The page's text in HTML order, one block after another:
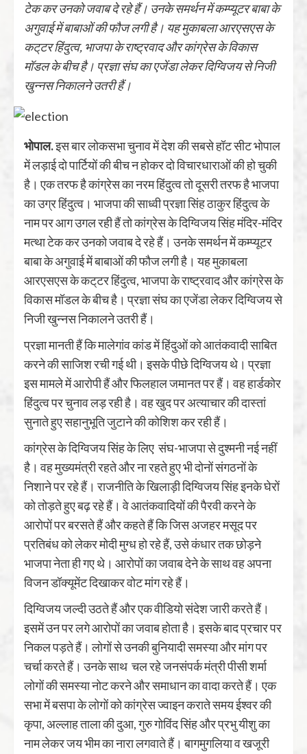
टेक कर उनको जवाब दे रहे हैं। उनके समर्थन में कम्प्यूटर बाबा के
अगुवाई में बाबाओं की फौज लगी है। यह मुकाबला आरएसएस के
कट्‌टर हिंदुत्व, भाजपा के राष्ट्रवाद और कांग्रेस के विकास
मॉडल के बीच है। प्रज्ञा संघ का एजेंडा लेकर दिग्विजय से निजी
खुन्नस निकालने उतरी हैं।
भोपाल.इस बार लोकसभा चुनाव में देश की सबसे हॉट सीट भोपाल
में लड़ाई दो पार्टियों की बीच न होकर दो विचारधाराओं की हो चुकी
है। एक तरफ है कांग्रेस का नरम हिंदुत्व तो दूसरी तरफ है भाजपा
का उग्र हिंदुत्व। भाजपा की साध्वी प्रज्ञा सिंह ठाकुर हिंदुत्व के
नाम पर आग उगल रही हैं तो कांग्रेस के दिग्विजय सिंह मंदिर-मंदिर
मत्था टेक कर उनको जवाब दे रहे हैं। उनके समर्थन में कम्प्यूटर
बाबा के अगुवाई में बाबाओं की फौज लगी है। यह मुकाबला
आरएसएस के कट्‌टर हिंदुत्व, भाजपा के राष्ट्रवाद और कांग्रेस के
विकास मॉडल के बीच है। प्रज्ञा संघ का एजेंडा लेकर दिग्विजय से
निजी खुन्नस निकालने उतरी हैं।
प्रज्ञा मानती हैं कि मालेगांव कांड में हिंदुओं को आतंकवादी साबित
करने की साजिश रची गई थी। इसके पीछे दिग्विजय थे। प्रज्ञा
इस मामले में आरोपी हैं और फिलहाल जमानत पर हैं। वह हार्डकोर
हिंदुत्व पर चुनाव लड़ रही है। वह खुद पर अत्याचार की दास्तां
सुनाते हुए सहानुभूति जुटाने की कोशिश कर रही हैं।
कांग्रेस के दिग्विजय सिंह के लिए संघ-भाजपा से दुश्मनी नई नहीं
है। वह मुख्यमंत्री रहते और ना रहते हुए भी दोनों संगठनों के
निशाने पर रहे हैं। राजनीति के खिलाड़ी दिग्विजय सिंह इनके घेरों
को तोड़ते हुए बढ़ रहे हैं। वे आतंकवादियों की पैरवी करने के
आरोपों पर बरसते हैं और कहते हैं कि जिस अजहर मसूद पर
प्रतिबंध को लेकर मोदी मुग्ध हो रहे हैं, उसे कंधार तक छोड़ने
भाजपा नेता ही गए थे। आरोपों का जवाब देने के साथ वह अपना
विजन डॉक्यूमेंट दिखाकर वोट मांग रहे हैं।
दिग्विजय जल्दी उठते हैं और एक वीडियो संदेश जारी करते हैं।
इसमें उन पर लगे आरोपों का जवाब होता है। इसके बाद प्रचार पर
निकल पड़ते हैं। लोगों से उनकी बुनियादी समस्या और मांग पर
चर्चा करते हैं। उनके साथ चल रहे जनसंपर्क मंत्री पीसी शर्मा
लोगों की समस्या नोट करने और समाधान का वादा करते हैं। एक
सभा में बसपा के लोगों को कांग्रेस ज्वाइन कराते समय ईश्वर की
कृपा, अल्लाह ताला की दुआ, गुरु गोविंद सिंह और प्रभु यीशु का
नाम लेकर जय भीम का नारा लगवाते हैं। बागमुगलिया व खजूरी